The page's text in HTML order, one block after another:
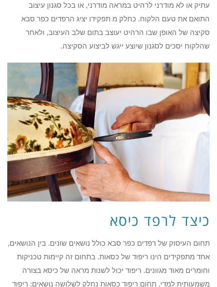
עתיק או לא מודרני לרהיט במראה מודרני, או בכל סגנון עיצוב
התואם את טעם הלקוח. כחלק מ תפקידו יציג הרפדים כפר סבא
סקיצה של האופן שבו הרהיט יעוצב בתום שלב העיצוב, ולאחר
שהלקוח יסכים לסגנון שיוצע ייגש לביצוע הסקיצה.
כיצד לרפד כיסא
תחום העיסוק של רפדים כפר סבא כולל נושאים שונים. בין הנושאים,
אחד מתפקידים הינו ריפוד של כסאות. בתחום זה קיימות טכניקות
וחומרים מאוד מגוונים. ריפוד יכול לשנות מראה של כיסא בצורה
משמעותית למדי. תחום ריפוד כסאות נחלק לשלושה נושאים: ריפוד